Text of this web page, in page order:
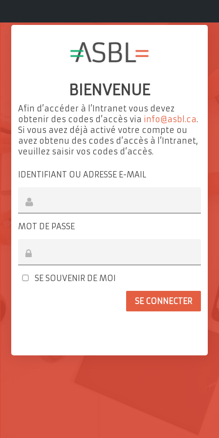
BIENVENUE
Afin d’accéder à l’Intranet vous devez
obtenir des codes d’accès via info@asbl.ca.
Si vous avez déjà activé votre compte ou
avez obtenu des codes d’accès à l’Intranet,
veuillez saisir vos codes d’accès.
IDENTIFIANT OU ADRESSE E-MAIL
MOT DE PASSE
SE SOUVENIR DE MOI